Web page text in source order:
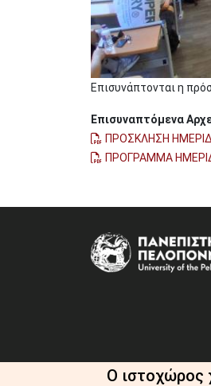
Επισυνάπτονται η
Επισυναπτόμενα
ΠΡΟΣΚΛΗΣΗ
ΠΡΟΓΡΑΜΜΑ
Image
Ο ιστοχώρος